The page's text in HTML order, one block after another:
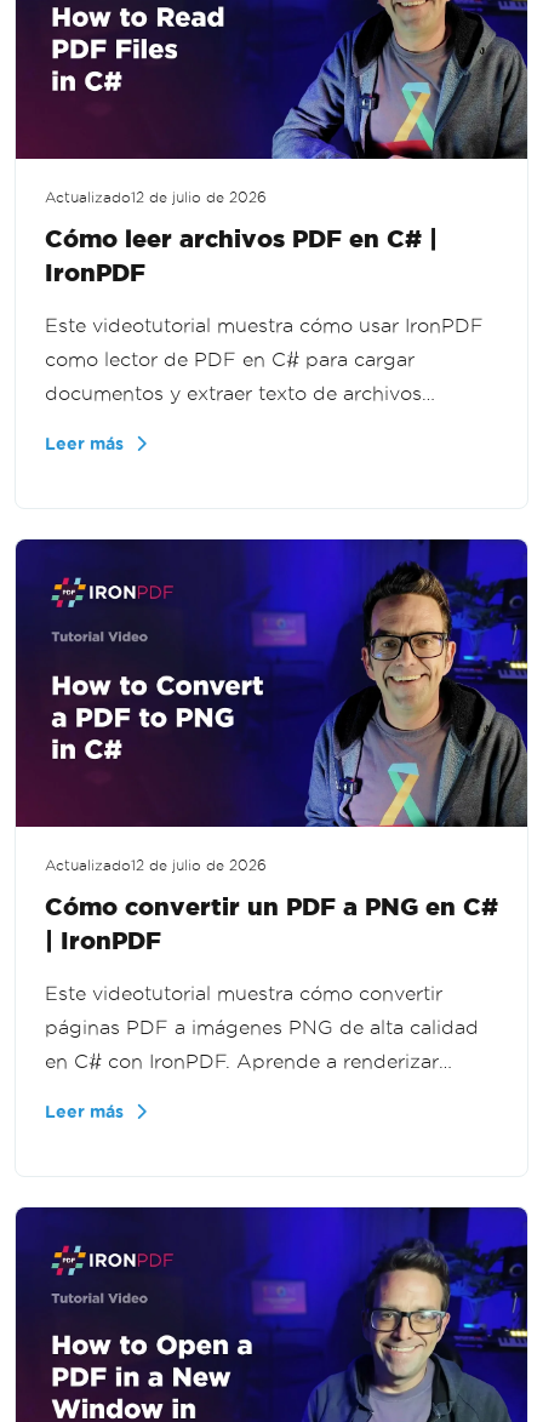
Actualizado12 de julio de 2026
Cómo leer archivos PDF en C# |
IronPDF
Este videotutorial muestra cómo usar IronPDF
como lector de PDF en C# para cargar
documentos y extraer texto de archivos
Leer más
Actualizado12 de julio de 2026
Cómo convertir un PDF a PNG en C#
| IronPDF
Este videotutorial muestra cómo convertir
páginas PDF a imágenes PNG de alta calidad
en C# con IronPDF. Aprende a renderizar
Leer más